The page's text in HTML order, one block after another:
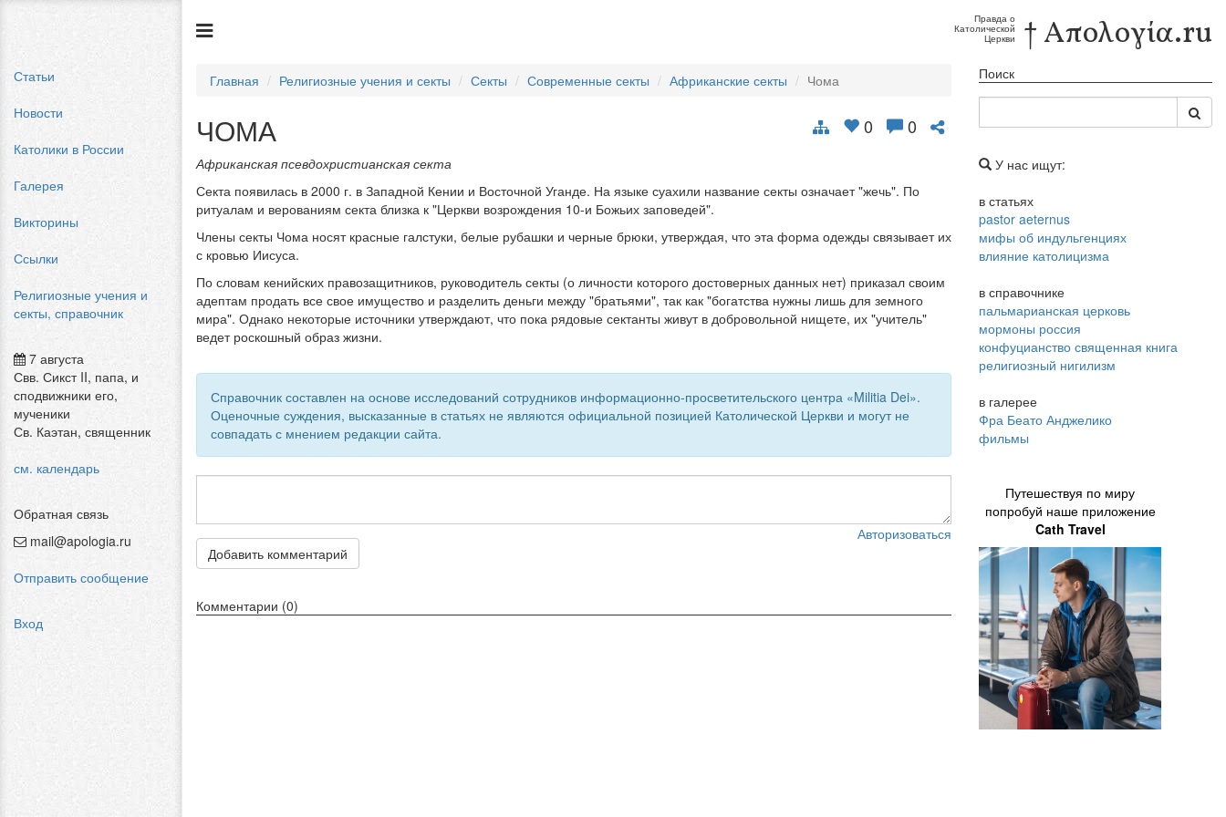
Статьи
Новости
Католики в России
Галерея
Викторины
Ссылки
Религиозные учения и
секты, справочник
7 августа
Свв. Сикст II, папа, и
сподвижники его,
мученики
Св. Каэтан, священник
см. календарь
Обратная связь
mail@apologia.ru
Отправить сообщение
Вход
Правда о
Католической
Церкви † Απολογία.ru
Главная Религиозные учения и секты Секты Современные секты Африканские секты Чома
0 0
ЧОМА
Африканская псевдохристианская секта
Секта появилась в 2000 г. в Западной Кении и Восточной Уганде. На языке суахили название секты означает "жечь". По
ритуалам и верованиям секта близка к "Церкви возрождения 10-и Божьих заповедей".
Члены секты Чома носят красные галстуки, белые рубашки и черные брюки, утверждая, что эта форма одежды связывает их
с кровью Иисуса.
По словам кенийских правозащитников, руководитель секты (о личности которого достоверных данных нет) приказал своим
адептам продать все свое имущество и разделить деньги между "братьями", так как "богатства нужны лишь для земного
мира". Однако некоторые источники утверждают, что пока рядовые сектанты живут в добровольной нищете, их "учитель"
ведет роскошный образ жизни.
Справочник составлен на основе исследований сотрудников информационно-просветительского центра «Militia Dei».
Оценочные суждения, высказанные в статьях не являются официальной позицией Католической Церкви и могут не
совпадать с мнением редакции сайта.
Авторизоваться
Добавить комментарий
Комментарии (0)
Поиск
У нас ищут:
в статьях
pastor aeternus
мифы об индульгенциях
влияние католицизма
в справочнике
пальмарианская церковь
мормоны россия
конфуцианство священная книга
религиозный нигилизм
в галерее
Фра Беато Анджелико
фильмы
Путешествуя по миру
попробуй наше приложение
Cath Travel